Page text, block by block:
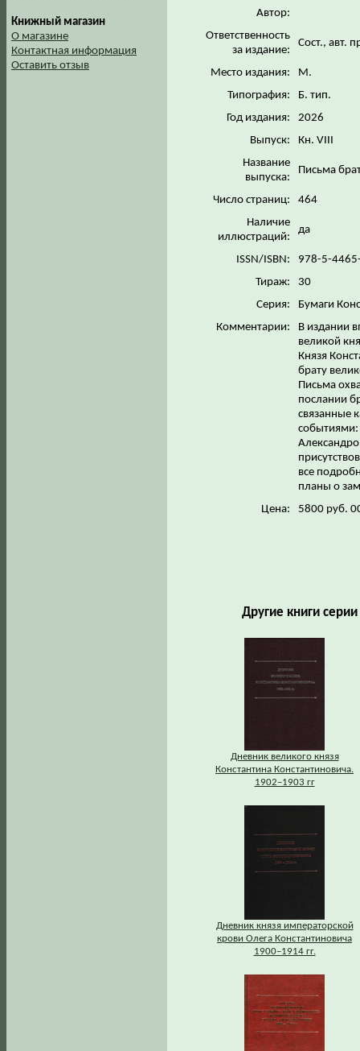
Книжный магазин
О магазине
Контактная информация
Оставить отзыв
Автор:
Ответственность
за издание:
Сост., авт.
Место издания:
М.
Типография:
Б. тип.
Год издания:
2026
Выпуск:
Кн. VIII
Название
выпуска:
Письма
Число страниц:
464
Наличие
иллюстраций:
да
ISSN/ISBN:
978-5-
Тираж:
30
Серия:
Бумаги
Комментарии:
В издании
великой
Князя
брату
Письма
послании
связанные
событиями:
все
планы о
Цена:
5800 руб.
Другие книги
Дневник великого князя
Константина Константиновича.
1902–1903 гг
Дневник князя императорской
крови Олега Константиновича
1900–1914 гг.